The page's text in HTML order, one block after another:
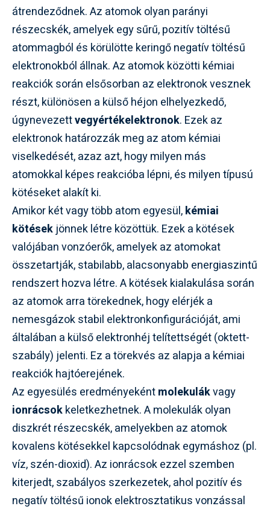
átrendeződnek. Az atomok olyan parányi
részecskék, amelyek egy sűrű, pozitív töltésű
atommagból és körülötte keringő negatív töltésű
elektronokból állnak. Az atomok közötti kémiai
reakciók során elsősorban az elektronok vesznek
részt, különösen a külső héjon elhelyezkedő,
úgynevezettvegyértékelektronok. Ezek az
elektronok határozzák meg az atom kémiai
viselkedését, azaz azt, hogy milyen más
atomokkal képes reakcióba lépni, és milyen típusú
kötéseket alakít ki.
Amikor két vagy több atom egyesül,kémiai
kötések jönnek létre közöttük. Ezek a kötések
valójában vonzóerők, amelyek az atomokat
összetartják, stabilabb, alacsonyabb energiaszintű
rendszert hozva létre. A kötések kialakulása során
az atomok arra törekednek, hogy elérjék a
nemesgázok stabil elektronkonfigurációját, ami
általában a külső elektronhéj telítettségét (oktett-
szabály) jelenti. Ez a törekvés az alapja a kémiai
reakciók hajtóerejének.
Az egyesülés eredményekéntmolekulákvagy
ionrácsokkeletkezhetnek. A molekulák olyan
diszkrét részecskék, amelyekben az atomok
kovalens kötésekkel kapcsolódnak egymáshoz (pl.
víz, szén-dioxid). Az ionrácsok ezzel szemben
kiterjedt, szabályos szerkezetek, ahol pozitív és
negatív töltésű ionok elektrosztatikus vonzással